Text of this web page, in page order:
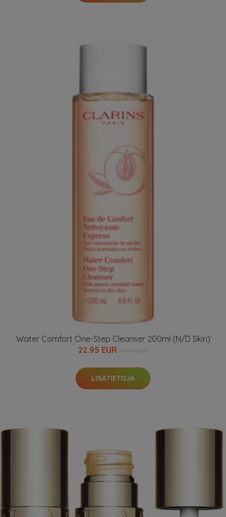
Water Comfort One-Step Cleanser 200ml (N/D Skin)
22.95 EUR
LISÄTIETOJA